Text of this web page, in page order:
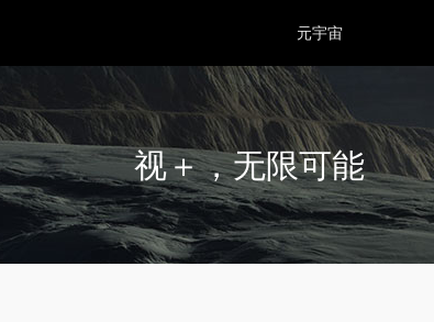
元宇宙
视＋，无限可能